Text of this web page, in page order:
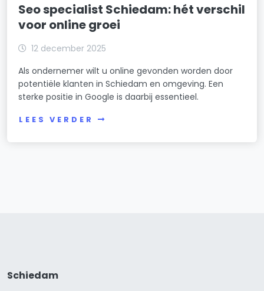
Seo specialist Schiedam: hét verschil
voor online groei
12 december 2025
Als ondernemer wilt u online gevonden worden door
potentiële klanten in Schiedam en omgeving. Een
sterke positie in Google is daarbij essentieel.
LEES VERDER
Schiedam